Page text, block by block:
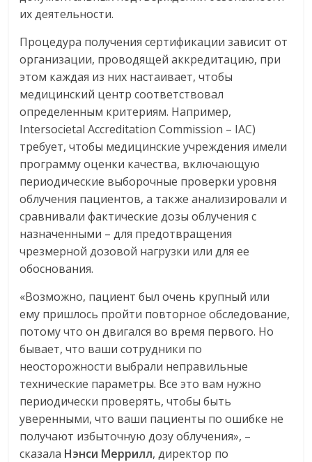
их деятельности.
Процедура получения сертификации зависит от
организации, проводящей аккредитацию, при
этом каждая из них настаивает, чтобы
медицинский центр соответствовал
определенным критериям. Например,
Intersocietal Accreditation Commission – IAC)
требует, чтобы медицинские учреждения имели
программу оценки качества, включающую
периодические выборочные проверки уровня
облучения пациентов, а также анализировали и
сравнивали фактические дозы облучения с
назначенными – для предотвращения
чрезмерной дозовой нагрузки или для ее
обоснования.
«Возможно, пациент был очень крупный или
ему пришлось пройти повторное обследование,
потому что он двигался во время первого. Но
бывает, что ваши сотрудники по
неосторожности выбрали неправильные
технические параметры. Все это вам нужно
периодически проверять, чтобы быть
уверенными, что ваши пациенты по ошибке не
получают избыточную дозу облучения», –
сказала Нэнси Меррилл, директор по